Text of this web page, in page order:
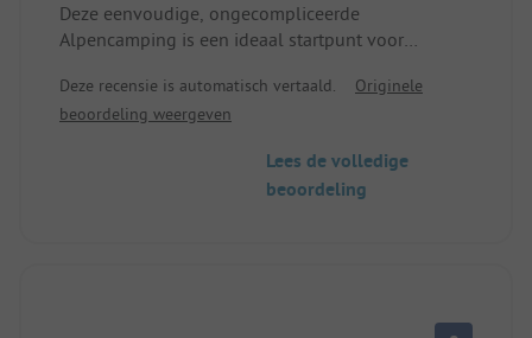
Deze eenvoudige, ongecompliceerde
Alpencamping is een ideaal startpunt voor
is er een extra sanitaircontainer. Aangezien de
camping gesloten is vanwege lawinegevaar,
opgericht. 24/7 warm water om te douchen!
Online reserveren wordt aanbevolen.
Deze recensie is automatisch vertaald.
Originele
beoordeling weergeven
Lees de volledige
beoordeling